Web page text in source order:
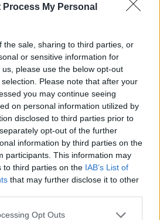
Process My Personal
the sale, sharing to third parties, or
or sensitive information for
please use the below opt-out
Please note that after your
you may continue seeing
on personal information utilized by
disclosed to third parties prior to
opt-out of the further
information by third parties on the
participants. This information may
to third parties on the IAB’s List of
that may further disclose it to other
app uses one or more Google
Opt Outs
σε θέσεις ευθύνης στη
αυτοδιοίκηση»
προγράμματος από το ΙΝΕΠ/